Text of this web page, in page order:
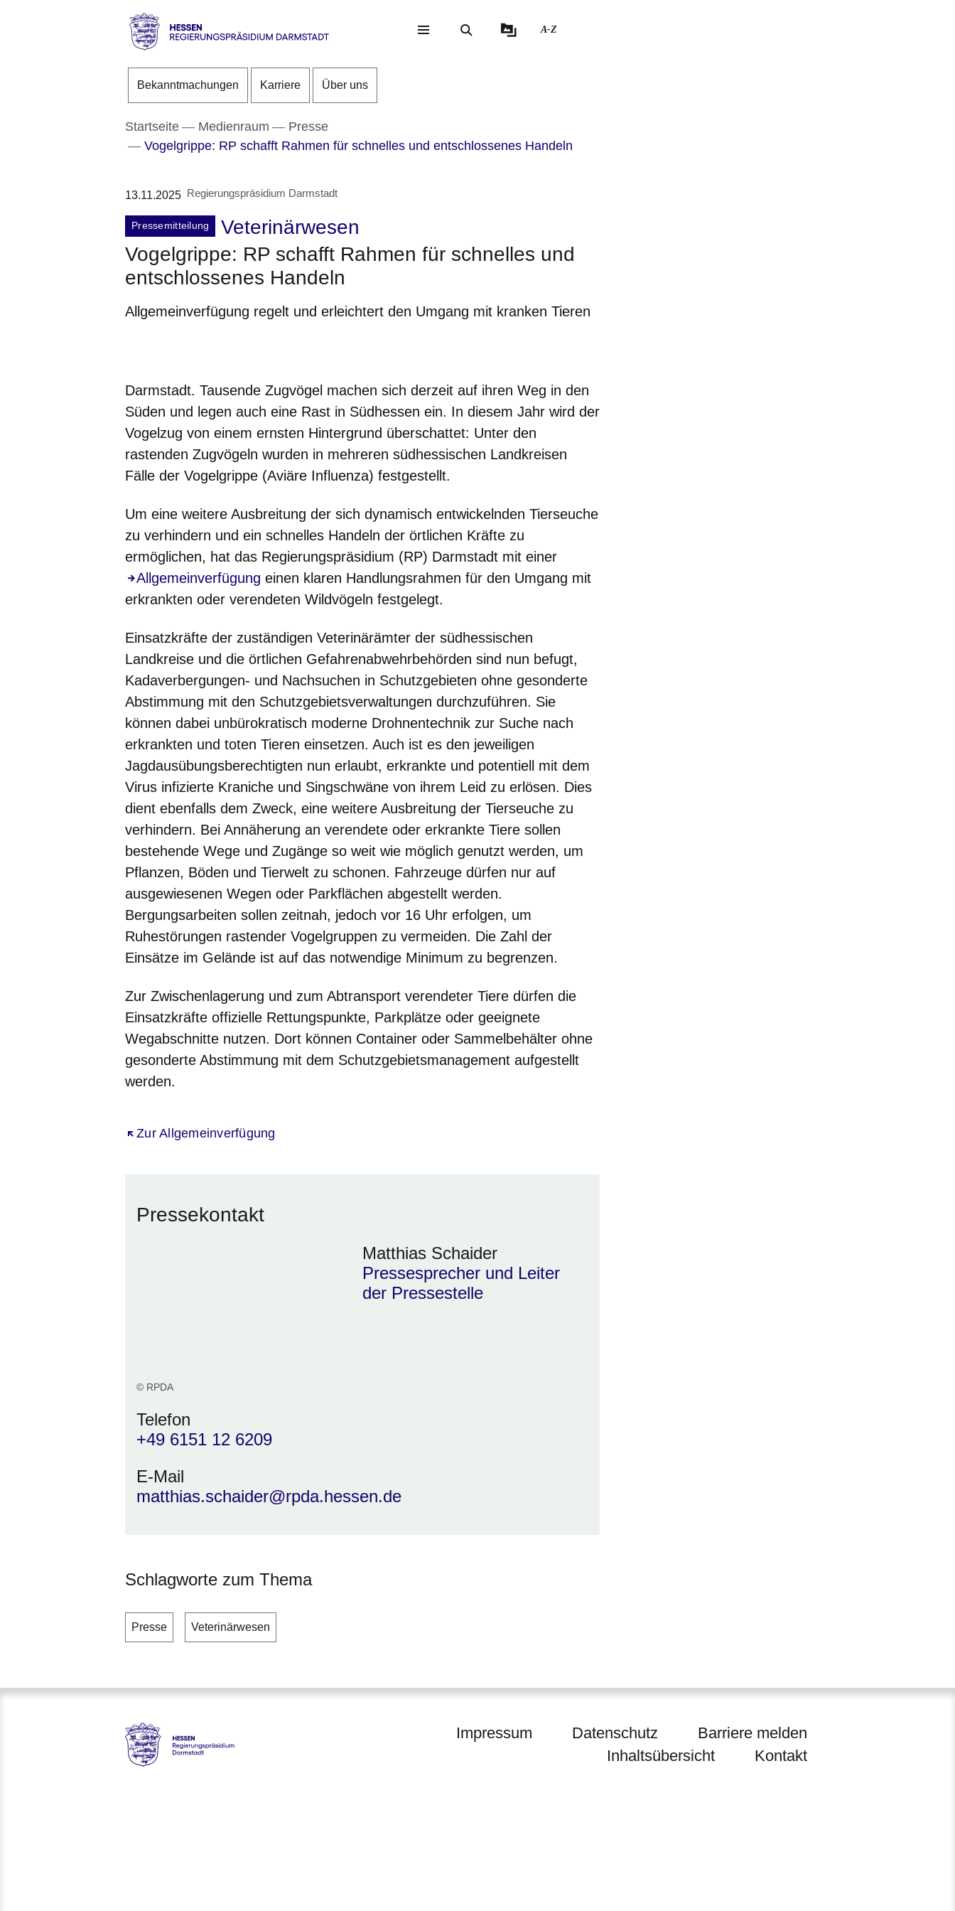
Direkt zum Kopf der Seite
Direkt zum Inhalt
Direkt zum Fuß der Seite
RP
A-Z
Bekanntmachungen Karriere Über uns
Startseite Medienraum
Presse
Vogelgrippe: RP schafft Rahmen für schnelles und entschlossenes Handeln
13.11.2025 Regierungspräsidium Darmstadt
Pressemitteilung
Veterinärwesen
Vogelgrippe: RP schafft Rahmen für schnelles und
entschlossenes Handeln
Allgemeinverfügung regelt und erleichtert den Umgang mit kranken Tieren
Darmstadt. Tausende Zugvögel machen sich derzeit auf ihren Weg in den
Süden und legen auch eine Rast in Südhessen ein. In diesem Jahr wird der
Vogelzug von einem ernsten Hintergrund überschattet: Unter den
rastenden Zugvögeln wurden in mehreren südhessischen Landkreisen
Fälle der Vogelgrippe (Aviäre Influenza) festgestellt.
Um eine weitere Ausbreitung der sich dynamisch entwickelnden Tierseuche
zu verhindern und ein schnelles Handeln der örtlichen Kräfte zu
ermöglichen, hat das Regierungspräsidium (RP) Darmstadt mit einer
Allgemeinverfügung einen klaren Handlungsrahmen für den Umgang mit
erkrankten oder verendeten Wildvögeln festgelegt.
Einsatzkräfte der zuständigen Veterinärämter der südhessischen
Landkreise und die örtlichen Gefahrenabwehrbehörden sind nun befugt,
Kadaverbergungen- und Nachsuchen in Schutzgebieten ohne gesonderte
Abstimmung mit den Schutzgebietsverwaltungen durchzuführen. Sie
können dabei unbürokratisch moderne Drohnentechnik zur Suche nach
erkrankten und toten Tieren einsetzen. Auch ist es den jeweiligen
Jagdausübungsberechtigten nun erlaubt, erkrankte und potentiell mit dem
Virus infizierte Kraniche und Singschwäne von ihrem Leid zu erlösen. Dies
dient ebenfalls dem Zweck, eine weitere Ausbreitung der Tierseuche zu
verhindern. Bei Annäherung an verendete oder erkrankte Tiere sollen
bestehende Wege und Zugänge so weit wie möglich genutzt werden, um
Pflanzen, Böden und Tierwelt zu schonen. Fahrzeuge dürfen nur auf
ausgewiesenen Wegen oder Parkflächen abgestellt werden.
Bergungsarbeiten sollen zeitnah, jedoch vor 16 Uhr erfolgen, um
Ruhestörungen rastender Vogelgruppen zu vermeiden. Die Zahl der
Einsätze im Gelände ist auf das notwendige Minimum zu begrenzen.
Zur Zwischenlagerung und zum Abtransport verendeter Tiere dürfen die
Einsatzkräfte offizielle Rettungspunkte, Parkplätze oder geeignete
Wegabschnitte nutzen. Dort können Container oder Sammelbehälter ohne
gesonderte Abstimmung mit dem Schutzgebietsmanagement aufgestellt
werden.
Zur Allgemeinverfügung
Öffnet sich in einem neuen Fenster
Pressekontakt
© RPDA
Matthias Schaider
Pressesprecher und Leiter
der Pressestelle
Telefon
+49 6151 12 6209
E-Mail
matthias.schaider@rpda.hessen.de
Schlagworte zum Thema
Presse Veterinärwesen
Hessen - Regierungspräsidium Darmstadt
Impressum Datenschutz
Barriere melden
Inhaltsübersicht
Kontakt